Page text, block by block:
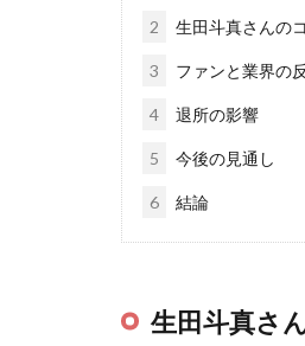
2 生田斗真さんの
3 ファンと業界の
4 退所の影響
5 今後の見通し
6 結論
生田斗真さ